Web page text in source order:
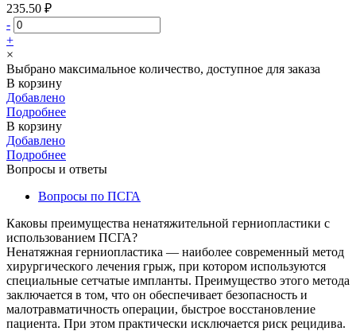
235.50 ₽
-
+
×
Выбрано максимальное количество, доступное для заказа
В корзину
Добавлено
Подробнее
В корзину
Добавлено
Подробнее
Вопросы и ответы
Вопросы по ПСГА
Каковы преимущества ненатяжительной герниопластики с
использованием ПСГА?
Ненатяжная герниопластика — наиболее современный метод
хирургического лечения грыж, при котором используются
специальные сетчатые импланты. Преимущество этого метода
заключается в том, что он обеспечивает безопасность и
малотравматичность операции, быстрое восстановление
пациента. При этом практически исключается риск рецидива.